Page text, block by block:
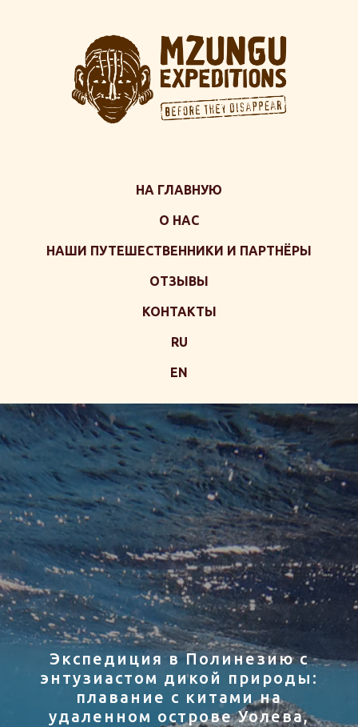
НА ГЛАВНУЮ
О НАС
НАШИ ПУТЕШЕСТВЕННИКИ И ПАРТНЁРЫ
ОТЗЫВЫ
КОНТАКТЫ
RU
EN
Экспедиция в Полинезию с
энтузиастом дикой природы:
плавание с китами на
удаленном острове Уолева,